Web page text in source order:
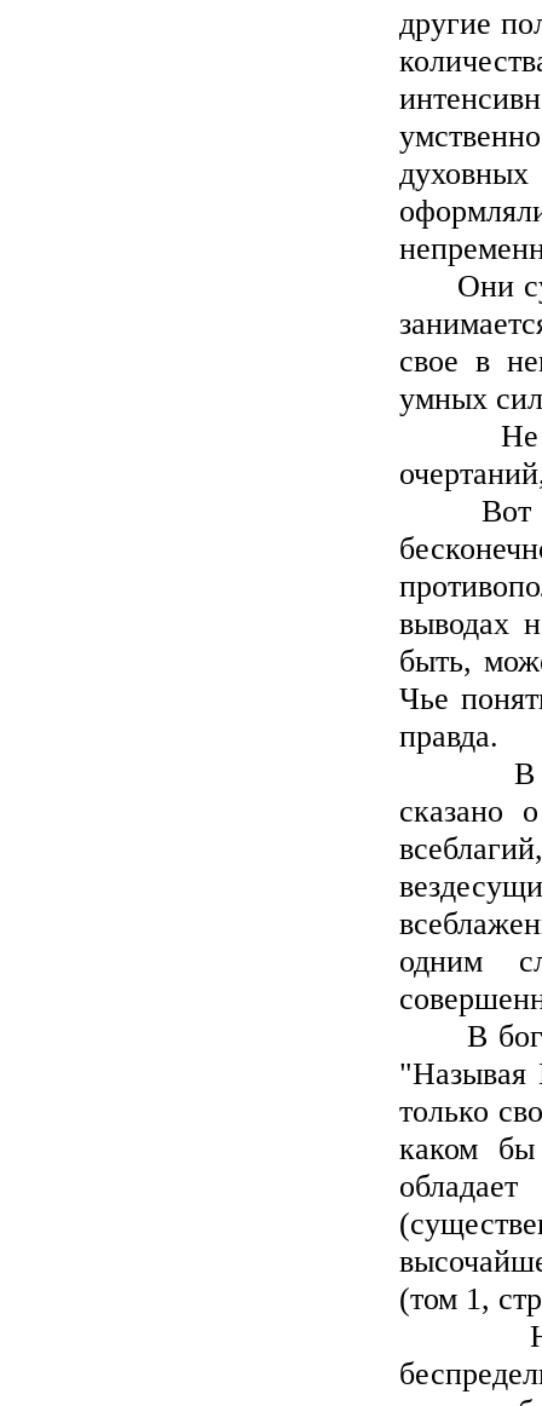
другие
Они
свое в
умных
Не
Вот
выводах
быть,
Чье
правда.
В
сказано
одним
В
"Называя
только
каком
(том 1,
На